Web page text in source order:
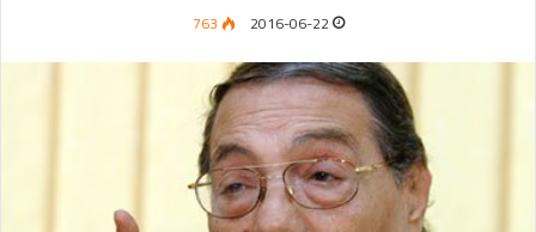
2016-06-22
763